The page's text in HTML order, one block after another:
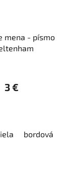
fialová
mena - písmo
3 €
bordová